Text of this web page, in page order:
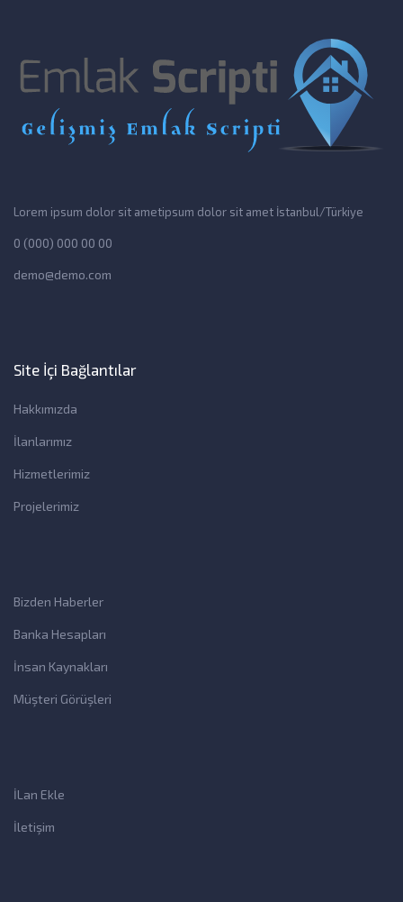
Lorem ipsum dolor sit ametipsum dolor sit amet İstanbul/Türkiye
0 (000) 000 00 00
demo@demo.com
Site İçi Bağlantılar
Hakkımızda
İlanlarımız
Hizmetlerimiz
Projelerimiz
Bizden Haberler
Banka Hesapları
İnsan Kaynakları
Müşteri Görüşleri
İLan Ekle
İletişim